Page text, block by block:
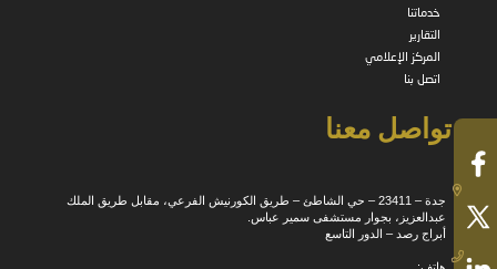
خدماتنا
التقارير
المركز الإعلامي
اتصل بنا
تواصل معنا
جدة – 23411 – حي الشاطئ – طريق الكورنيش الفرعي، مقابل طريق الملك
عبدالعزيز، بجوار مستشفى سمير عباس.
أبراج رصد – الدور التاسع